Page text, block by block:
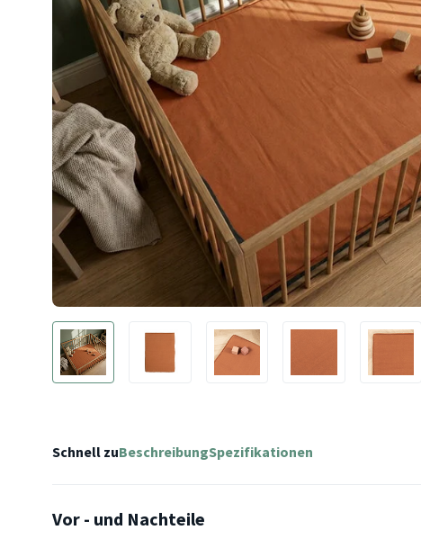
Schnell zuBeschreibungSpezifikationen
Vor - und Nachteile